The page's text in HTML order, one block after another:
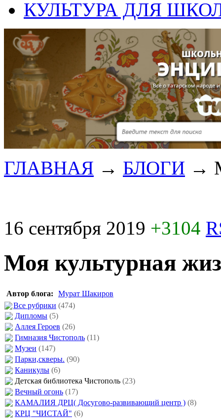
КУЛЬТУРА ДЛЯ
ГЛАВНАЯ → БЛОГИ →
16 сентября 2019 +3104
Моя культурная
Автор блога:
Мурат Шакиров
Все рубрики (474)
Дипломы (5)
Аллея Героев (26)
Гимназия Чистополь (11)
Музеи (147)
Парки,скверы. (90)
Каникулы (6)
Детская библиотека Чистополь (23)
Вечный огонь (17)
КАМАЛИЯ ДРЦ( Досугово-развивающий центр ) (8)
КРЦ "ЧИСТАЙ" (6)